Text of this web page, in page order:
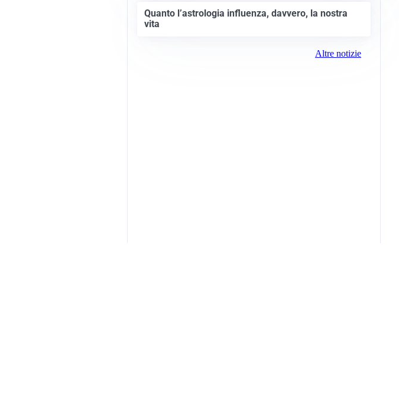
Quanto l’astrologia influenza, davvero, la nostra
vita
Altre notizie